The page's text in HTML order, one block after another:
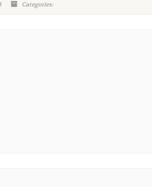
Categories: